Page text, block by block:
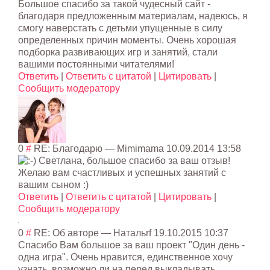
Большое спасибо за такой чудесный сайт -
благодаря предложенным материалам, надеюсь, я
смогу наверстать с детьми упущенные в силу
определенных причин моменты. Очень хорошая
подборка развивающих игр и занятий, стали
вашими постоянными читателями!
Ответить
Ответить с цитатой Цитировать
Сообщить модератору
0 # RE: Благодарю — Mimimama 10.09.2014 13:58
Светлана, большое спасибо за ваш отзыв!
Желаю вам счастливых и успешных занятий с
вашим сыном :)
Ответить
Ответить с цитатой Цитировать
Сообщить модератору
0 # RE: Об авторе — Натальrf 19.10.2015 10:37
Спасибо Вам большое за ваш проект "Один день -
одна игра". Очень нравится, единственное хочу